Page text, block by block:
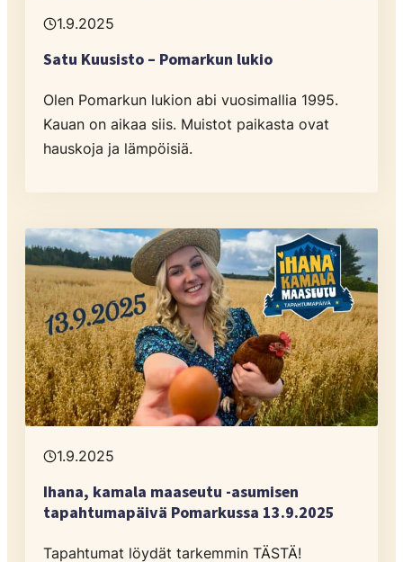
1.9.2025
Satu Kuusisto – Pomarkun lukio
Olen Pomarkun lukion abi vuosimallia 1995.
Kauan on aikaa siis. Muistot paikasta ovat
hauskoja ja lämpöisiä.
1.9.2025
Ihana, kamala maaseutu -asumisen
tapahtumapäivä Pomarkussa 13.9.2025
Tapahtumat löydät tarkemmin TÄSTÄ!